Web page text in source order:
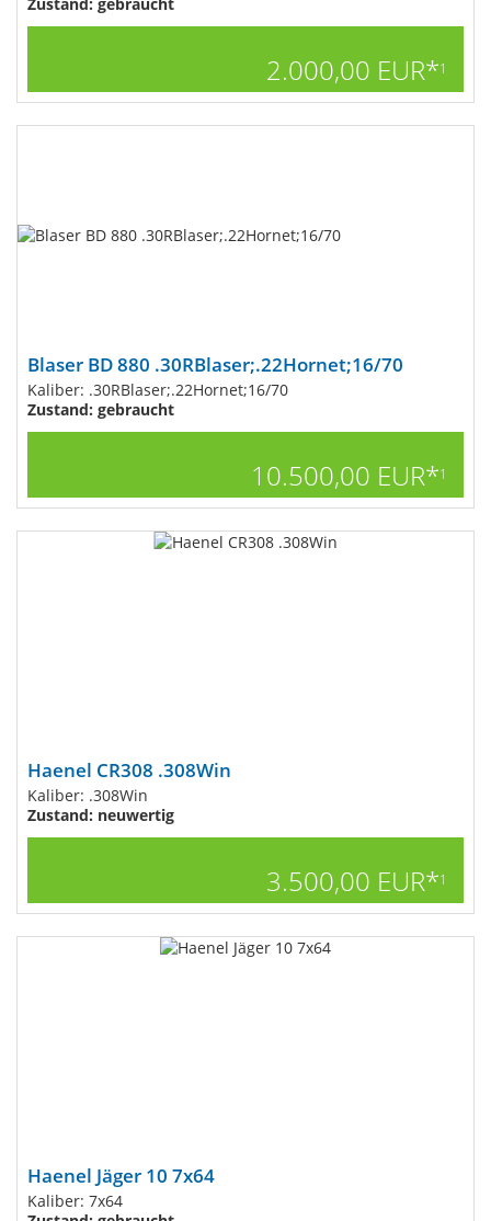
2.000,00 EUR*1
Blaser BD 880 .30RBlaser;.22Hornet;16/70
Kaliber: .30RBlaser;.22Hornet;16/70
Zustand: gebraucht
10.500,00 EUR*1
Haenel CR308 .308Win
Kaliber: .308Win
Zustand: neuwertig
3.500,00 EUR*1
Haenel Jäger 10 7x64
Kaliber: 7x64